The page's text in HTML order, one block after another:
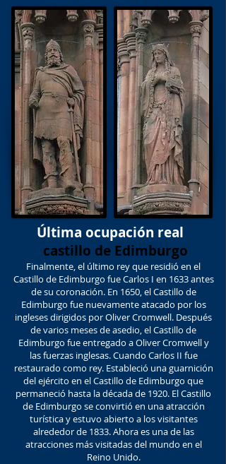
Última ocupación real
castillo de Edimburgo
Finalmente, el último rey que residió en el
Castillo de Edimburgo fue Carlos I en 1633 antes
de su coronación. En 1650, el Castillo de
Edimburgo fue nuevamente atacado por los
ingleses dirigidos por Oliver Cromwell. Después
de varios meses de asedio, el Castillo de
Edimburgo fue entregado a Oliver Cromwell y
las fuerzas inglesas. Cuando Carlos II fue
restaurado como rey. Estableció una guarnición
del ejército en el Castillo de Edimburgo que
permaneció hasta la década de 1920. El Castillo
de Edimburgo se convirtió en una atracción
turística y estuvo abierto a los visitantes
alrededor de 1833. Ahora es una de las
atracciones más visitadas del mundo en el
Reino Unido.